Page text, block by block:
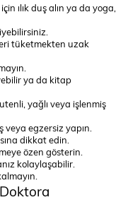
ılık duş alın ya da yoga,
tüketmekten uzak
ya da kitap
yağlı veya işlenmiş
egzersiz yapın.
dikkat edin.
özen gösterin.
kolaylaşabilir.